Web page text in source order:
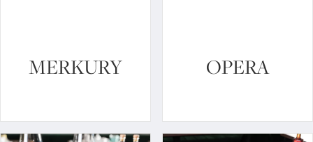
MERKURY OPERA